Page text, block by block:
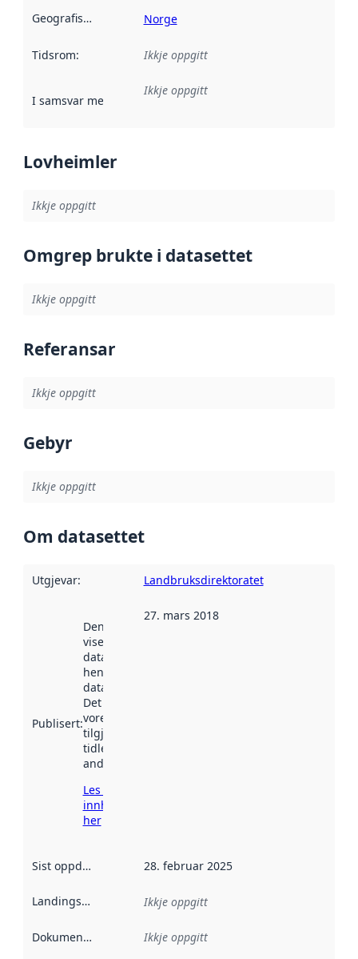
Geografisk område Norge
Tidsrom: Ikkje oppgitt
I samsvar med Referanse til ei implementeringsregel eller
Ikkje oppgitt
Lovheimler
Ikkje oppgitt
Omgrep brukte i datasettet
Ikkje oppgitt
Referansar
Ikkje oppgitt
Gebyr
Ikkje oppgitt
Om datasettet
Utgjevar: Landbruksdirektoratet
Publisert:
Denne datoen
viser når
datasettet vart
henta inn av
data.norge.no.
Det kan ha
vore
tilgjengeleg
tidlegare
andre stader.
Les meir om
innhenting
her
27. mars 2018
Sist oppdatert 28. februar 2025
Landingsside Ikkje oppgitt
Dokumentasjon Ikkje oppgitt